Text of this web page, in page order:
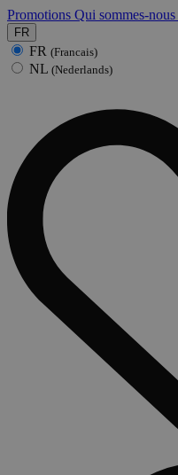
Promotions Qui sommes-nous
FR
FR (Francais)
NL (Nederlands)